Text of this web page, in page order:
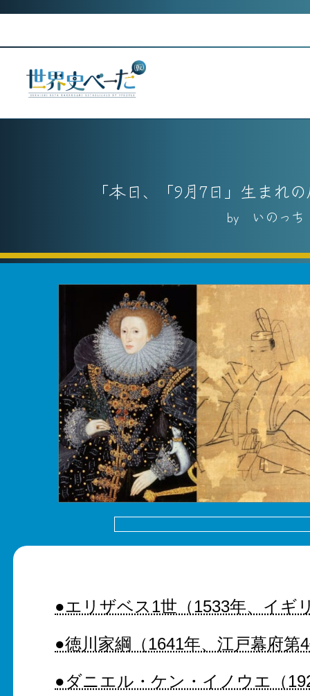
本日、「9月7日」生まれ
いのっち
●エリザベス1世（1533年、イギ
●徳川家綱（1641年、江戸幕府第
●ダニエル・ケン・イノウエ（